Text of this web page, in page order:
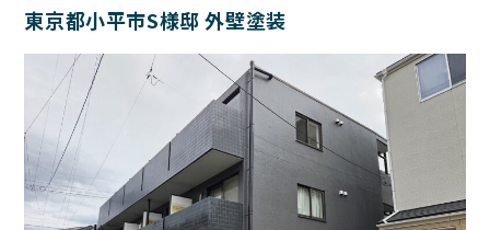
東京都小平市S様邸 外壁塗装